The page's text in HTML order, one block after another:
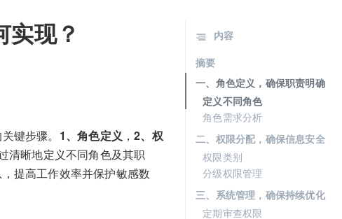
现？
键步骤。 1、角色定义 ，2、权
清晰地定义不同角色及其职
提高工作效率并保护敏感数
内容
摘要
一、角色定义，确保职责明确
定义不同角色
角色需求分析
二、权限分配，确保信息安全
权限类别
分级权限管理
三、系统管理，确保持续优化
定期审查权限